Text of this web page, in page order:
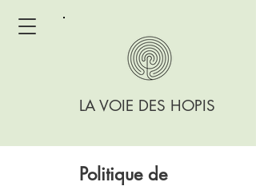
LA VOIE DES HOPIS
Politique de